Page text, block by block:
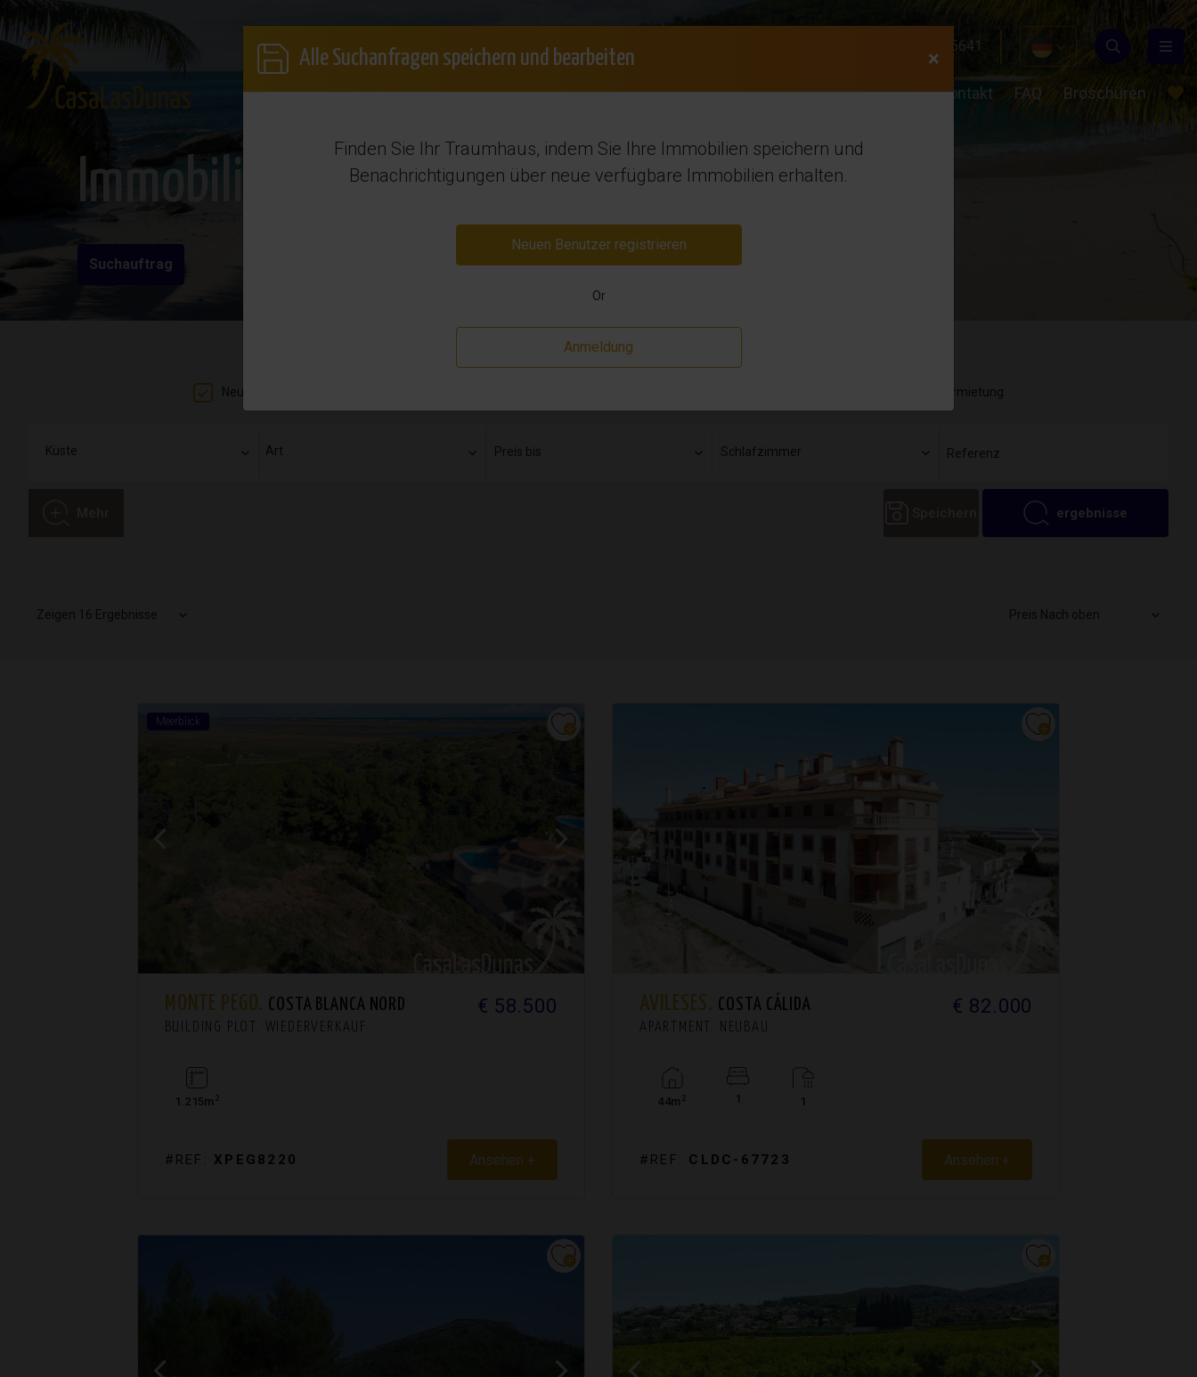
Anmelden Suchauftrag Kostenlose Beratung +31(0)649855641
Kaufen Möchten Sie verkaufen? Vermietung Regionen Über uns Kontakt FAQ Broschüren
Immobilienkauf in Spanien
Suchauftrag
Neubau Vermietung
Preis bis Schlafzimmer
ergebnisse
Zeigen 16 Ergebnisse Preis Nach oben
Meerblick
MONTE PEGO. COSTA BLANCA NORD
BUILDING PLOT. WIEDERVERKAUF
€ 58.500
1.215m 2
#REF: XPEG8220 Ansehen +
AVILESES. COSTA CÁLIDA
APARTMENT. NEUBAU
€ 82.000
44m 2 1 1
#REF: CLDC-67723 Ansehen +
Alle Suchanfragen speichern und bearbeiten ×
Finden Sie Ihr Traumhaus, indem Sie Ihre Immobilien speichern und
Benachrichtigungen über neue verfügbare Immobilien erhalten.
Neuen Benutzer registrieren
Or
Anmeldung